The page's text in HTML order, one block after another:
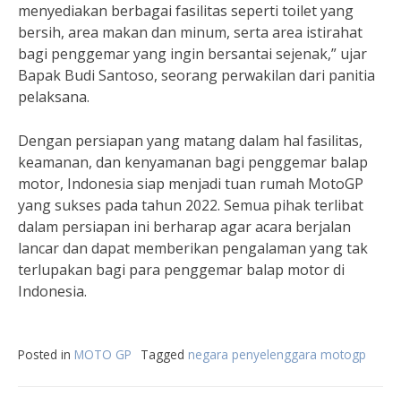
menyediakan berbagai fasilitas seperti toilet yang
bersih, area makan dan minum, serta area istirahat
bagi penggemar yang ingin bersantai sejenak,” ujar
Bapak Budi Santoso, seorang perwakilan dari panitia
pelaksana.
Dengan persiapan yang matang dalam hal fasilitas,
keamanan, dan kenyamanan bagi penggemar balap
motor, Indonesia siap menjadi tuan rumah MotoGP
yang sukses pada tahun 2022. Semua pihak terlibat
dalam persiapan ini berharap agar acara berjalan
lancar dan dapat memberikan pengalaman yang tak
terlupakan bagi para penggemar balap motor di
Indonesia.
Posted in MOTO GP Tagged negara penyelenggara motogp